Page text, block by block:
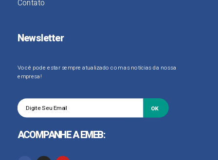
Contato
Newsletter
Você pode estar sempre atualizado com as notícias da nossa
empresa!
OK
ACOMPANHE A EMEB: